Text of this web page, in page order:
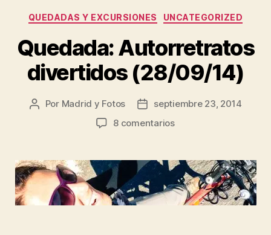
Categorías
QUEDADAS Y EXCURSIONES UNCATEGORIZED
Quedada: Autorretratos
divertidos (28/09/14)
Autor
Por Madrid y Fotos
Fechaseptiembre 23, 2014
8 comentariosen
divertidos
(28/09/14)